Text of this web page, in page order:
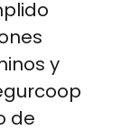
y
de